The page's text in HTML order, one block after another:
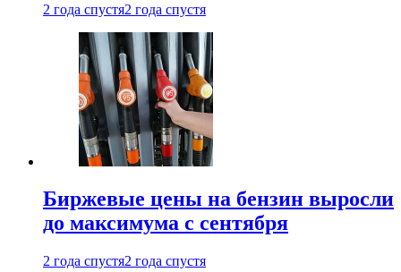
2 года спустя2 года спустя
Биржевые цены на бензин выросли
до максимума с сентября
2 года спустя2 года спустя